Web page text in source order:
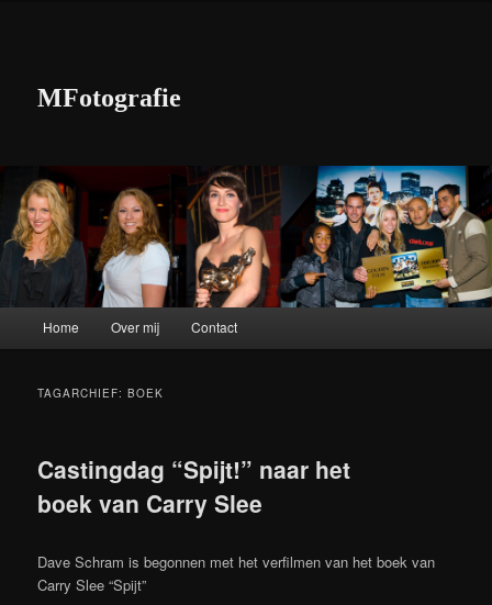
MFotografie
Spring naar de primaire inhoud
Spring naar de secundaire inhoud
Home Over mij Contact
TAGARCHIEF:BOEK
Castingdag “Spijt!” naar het
boek van Carry Slee
Dave Schram is begonnen met het verfilmen van het boek van
Carry Slee “Spijt”